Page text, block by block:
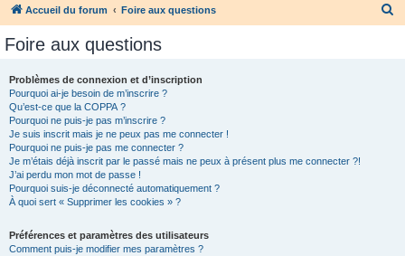
Accueil du forum Foire aux questions
Foire aux questions
Problèmes de connexion et d’inscription
Pourquoi ai-je besoin de m’inscrire ?
Qu’est-ce que la COPPA ?
Pourquoi ne puis-je pas m’inscrire ?
Je suis inscrit mais je ne peux pas me connecter !
Pourquoi ne puis-je pas me connecter ?
Je m’étais déjà inscrit par le passé mais ne peux à présent plus me connecter ?!
J’ai perdu mon mot de passe !
Pourquoi suis-je déconnecté automatiquement ?
À quoi sert « Supprimer les cookies » ?
Préférences et paramètres des utilisateurs
Comment puis-je modifier mes paramètres ?